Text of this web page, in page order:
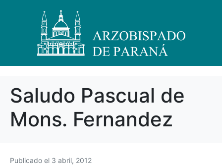
Saludo Pascual de
Mons. Fernandez
Publicado el 3 abril, 2012